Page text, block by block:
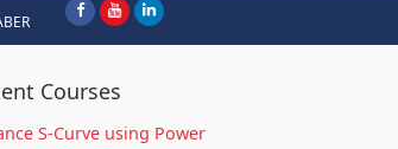
Courses
S-Curve using Power